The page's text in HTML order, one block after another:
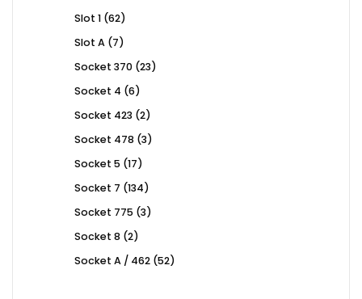
Slot 1 6262
Slot A 77
Socket 370 2323
Socket 4 66
Socket 423 22
Socket 478 33
Socket 5 1717
Socket 7 134134
Socket 775 33
Socket 8 22
Socket A / 462 5252